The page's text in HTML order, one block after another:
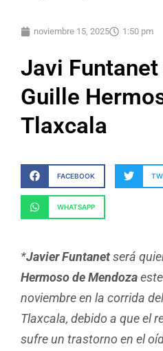
noviembre 15, 2025 1:50 pm
Javi
Guille
Tlaxcala
FACEBOOK
WHATSAPP
*Javier Funtanetserá
Hermoso de Mendoza
noviembre en la corrida
Tlaxcala, debido a que el
sufre un trastorno en el